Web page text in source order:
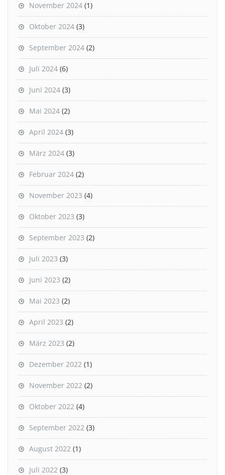
November 2024 (1)
Oktober 2024 (3)
September 2024 (2)
Juli 2024 (6)
Juni 2024 (3)
Mai 2024 (2)
April 2024 (3)
März 2024 (3)
Februar 2024 (2)
November 2023 (4)
Oktober 2023 (3)
September 2023 (2)
Juli 2023 (3)
Juni 2023 (2)
Mai 2023 (2)
April 2023 (2)
März 2023 (2)
Dezember 2022 (1)
November 2022 (2)
Oktober 2022 (4)
September 2022 (3)
August 2022 (1)
Juli 2022 (3)